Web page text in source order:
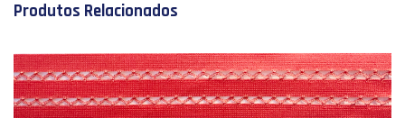
Produtos Relacionados